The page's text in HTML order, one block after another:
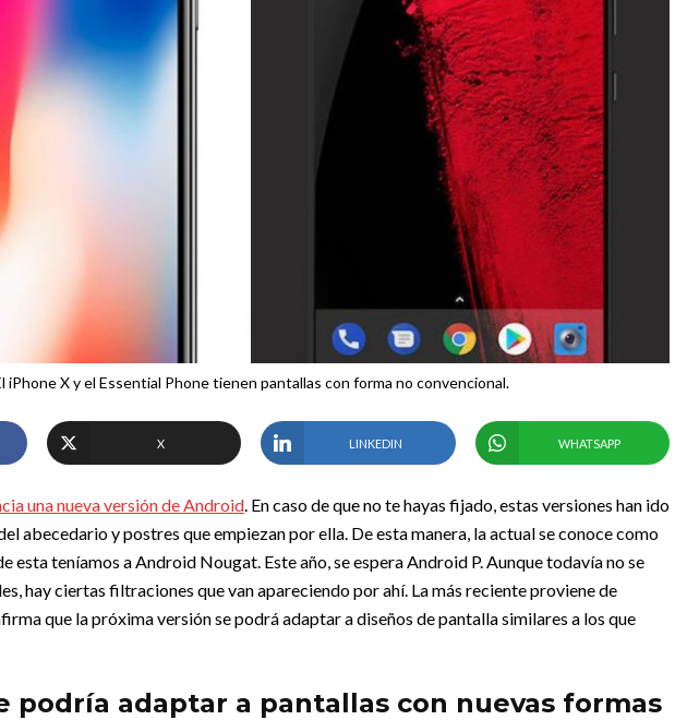
iPhone X y el Essential Phone tienen pantallas con forma no convencional.
X LINKEDIN WHATSAPP
una nueva versión de Android. En caso de que no te hayas fijado, estas versiones han ido
abecedario y postres que empiezan por ella. De esta manera, la actual se conoce como
esta teníamos a Android Nougat. Este año, se espera Android P. Aunque todavía no se
hay ciertas filtraciones que van apareciendo por ahí. La más reciente proviene de
que la próxima versión se podrá adaptar a diseños de pantalla similares a los que
podría adaptar a pantallas con nuevas formas